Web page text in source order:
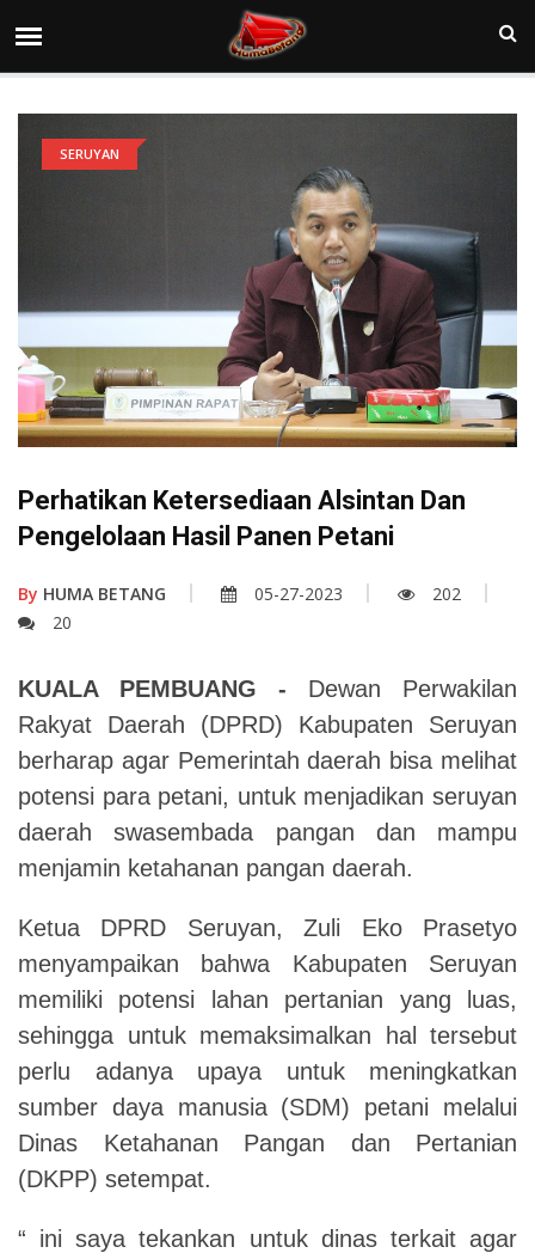
SERUYAN
Perhatikan Ketersediaan Alsintan Dan
Pengelolaan Hasil Panen Petani
By HUMA BETANG 05-27-2023
202
20
KUALA PEMBUANG - Dewan Perwakilan
Rakyat Daerah (DPRD) Kabupaten Seruyan
berharap agar Pemerintah daerah bisa melihat
potensi para petani, untuk menjadikan seruyan
daerah swasembada pangan dan mampu
menjamin ketahanan pangan daerah.
Ketua DPRD Seruyan, Zuli Eko Prasetyo
menyampaikan bahwa Kabupaten Seruyan
memiliki potensi lahan pertanian yang luas,
sehingga untuk memaksimalkan hal tersebut
perlu adanya upaya untuk meningkatkan
sumber daya manusia (SDM) petani melalui
Dinas Ketahanan Pangan dan Pertanian
(DKPP) setempat.
“ ini saya tekankan untuk dinas terkait agar